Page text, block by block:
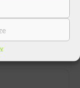
Milano